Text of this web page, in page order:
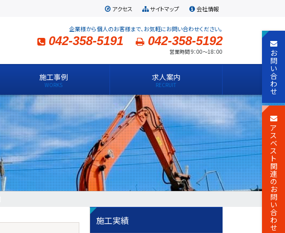
アクセス サイトマップ 会社情報
企業様から個人のお客様まで、お気軽にお問い合わせください。
042-358-5191 042-358-5192
営業時間 9：00～18：00
施工事例 求人案内
施工実績
お
問
い
合
わ
せ
ア
ス
ベ
ス
ト
関
連
の
お
問
い
合
わ
せ